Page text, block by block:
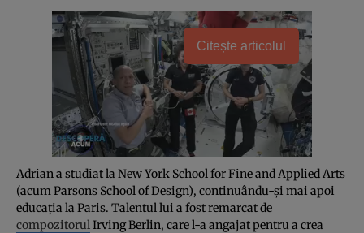
Citește articolul
Adrian a studiat la New York School for Fine and Applied Arts
(acum Parsons School of Design), continuându-și mai apoi
educația la Paris. Talentul lui a fost remarcat de
compozitorulIrving Berlin, care l-a angajat pentru a crea